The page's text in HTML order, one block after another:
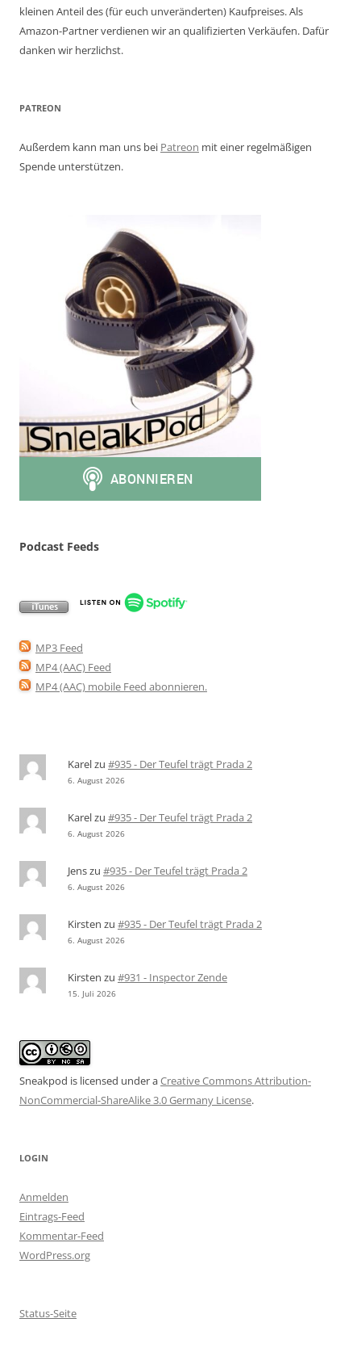
kleinen Anteil des (für euch unveränderten) Kaufpreises. Als
Amazon-Partner verdienen wir an qualifizierten Verkäufen. Dafür
danken wir herzlichst.
PATREON
Außerdem kann man uns bei Patreon mit einer regelmäßigen
Spende unterstützen.
Podcast Feeds
MP3 Feed
MP4 (AAC) Feed
MP4 (AAC) mobile Feed abonnieren.
Karelzu #935 - Der Teufel trägt Prada 2
6. August 2026
Karelzu #935 - Der Teufel trägt Prada 2
6. August 2026
Jenszu #935 - Der Teufel trägt Prada 2
6. August 2026
Kirsten zu #935 - Der Teufel trägt Prada 2
6. August 2026
Kirsten zu #931 - Inspector Zende
15. Juli 2026
Sneakpod is licensed under aCreative Commons Attribution-
NonCommercial-ShareAlike 3.0 Germany License.
LOGIN
Anmelden
Eintrags-Feed
Kommentar-Feed
WordPress.org
Status-Seite